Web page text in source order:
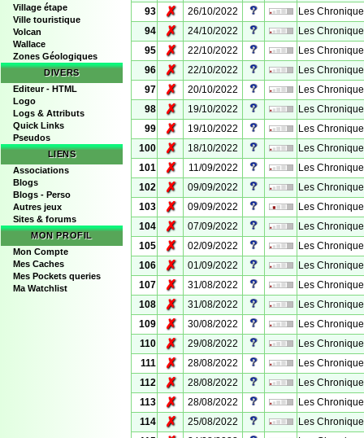
Village étape
Ville touristique
Volcan
Wallace
Zones Géologiques
DIVERS
Editeur - HTML
Logo
Logs & Attributs
Quick Links
Pseudos
LIENS
Associations
Blogs
Blogs - Perso
Autres jeux
Sites & forums
MON PROFIL
Mon Compte
Mes Caches
Mes Pockets queries
Ma Watchlist
93 ✗ 26/10/2022
Les
94
✗ 24/10/2022
Les
95
✗ 22/10/2022
Les
96
✗ 22/10/2022
Les
97
✗ 20/10/2022
Les
98
✗ 19/10/2022
Les
99
✗ 19/10/2022
Les
100
✗ 18/10/2022
Les
101
✗ 11/09/2022
Les
102
✗ 09/09/2022
Les
103
✗ 09/09/2022
Les
104
✗ 07/09/2022
Les
105
✗ 02/09/2022
Les
106
✗ 01/09/2022
Les
107
✗ 31/08/2022
Les
108
✗ 31/08/2022
Les
109
✗ 30/08/2022
Les
110
✗ 29/08/2022
Les
111
✗ 28/08/2022
Les
112
✗ 28/08/2022
Les
113
✗ 28/08/2022
Les
114
✗ 25/08/2022
Les